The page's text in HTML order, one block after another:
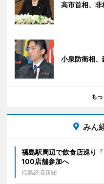
高市首相、非
小泉防衛相
も
みん
福島駅周辺で飲食店巡り
100店舗参加へ
福島経済新聞